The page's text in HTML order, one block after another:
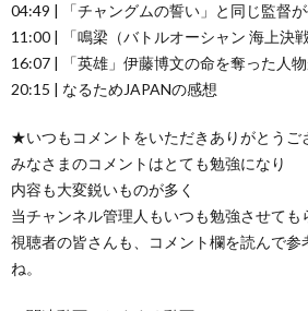
04:49 | 「チャングムの誓い」と同じ監督が
11:00 | 「鳴梁（バトルオーシャン 海上決
16:07 | 「英雄」伊藤博文の命を奪った人
20:15 | なるためJAPANの感想
★いつもコメントをいただきありがとうご
みなさまのコメントはとても勉強になり
内容も大変鋭いものが多く
当チャンネル管理人もいつも勉強させても
視聴者の皆さんも、コメント欄を読んで参
ね。